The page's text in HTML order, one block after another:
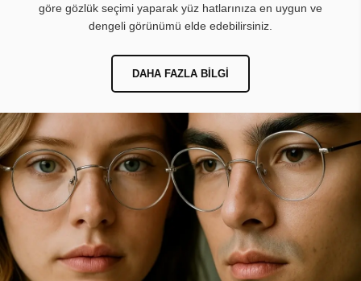
göre gözlük seçimi yaparak yüz hatlarınıza en uygun ve
dengeli görünümü elde edebilirsiniz.
DAHA FAZLA BILGI